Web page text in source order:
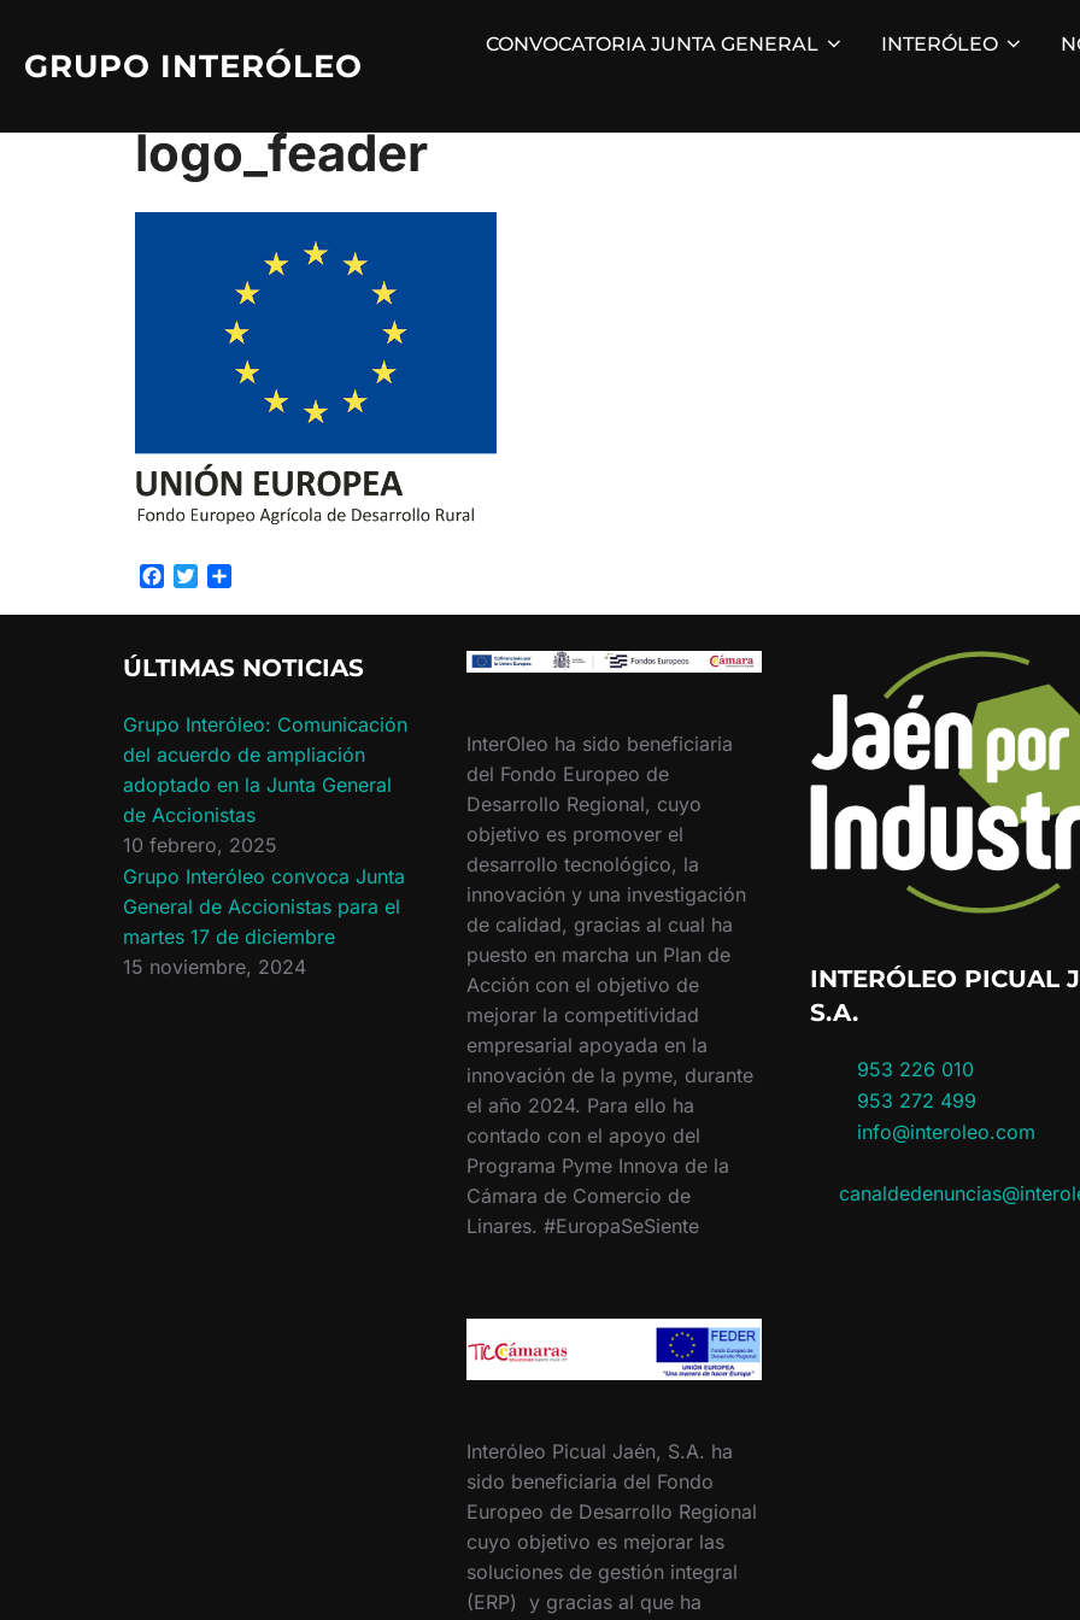
contenido
GRUPO INTERÓLEO
CONVOCATORIA JUNTA GENERAL INTERÓLEO
logo_feader
b
o
k
t
r
a
t
ÚLTIMAS NOTICIAS
Grupo Interóleo: Comunicación
del acuerdo de ampliación
adoptado en la Junta General
de Accionistas
10 febrero, 2025
Grupo Interóleo convoca Junta
General de Accionistas para el
martes 17 de diciembre
15 noviembre, 2024
InterOleo ha sido beneficiaria
del Fondo Europeo de
Desarrollo Regional, cuyo
objetivo es promover el
desarrollo tecnológico, la
innovación y una investigación
de calidad, gracias al cual ha
puesto en marcha un Plan de
Acción con el objetivo de
mejorar la competitividad
empresarial apoyada en la
innovación de la pyme, durante
el año 2024. Para ello ha
contado con el apoyo del
Programa Pyme Innova de la
Cámara de Comercio de
Linares. #EuropaSeSiente
Interóleo Picual Jaén, S.A. ha
sido beneficiaria del Fondo
Europeo de Desarrollo Regional
cuyo objetivo es mejorar las
soluciones de gestión integral
(ERP) y gracias al que ha
INTERÓLEO PICUAL
S.A.
953 226 010
953 272 499
info@interoleo.com